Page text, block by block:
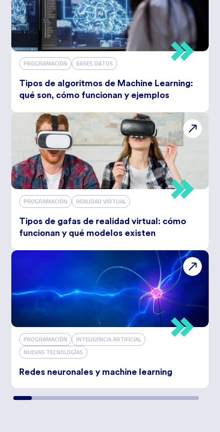
PROGRAMACIÓN BASES DATOS
Tipos de algoritmos de Machine Learning:
qué son, cómo funcionan y ejemplos
PROGRAMACIÓN REALIDAD VIRTUAL
Tipos de gafas de realidad virtual: cómo
funcionan y qué modelos existen
PROGRAMACIÓN
INTELIGENCIA ARTIFICIAL
NUEVAS TECNOLOGÍAS
Redes neuronales y machine learning